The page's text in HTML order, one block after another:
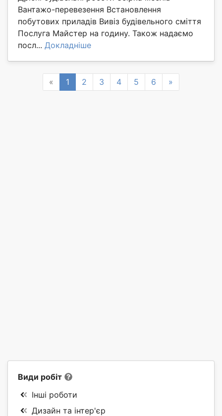
Вантажо-перевезення Встановлення
побутових приладів Вивіз будівельного сміття
Послуга Майстер на годину. Також надаємо
посл... Докладніше
« Previous
1 2 3 4 5 6 »
Види робіт
Інші роботи
Дизайн та інтер'єр